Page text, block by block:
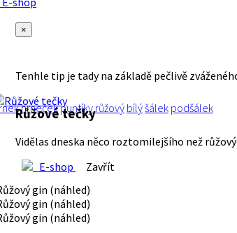
×
Tenhle tip je tady na základě pečlivě
hrnečekpuntíky růžový bílý šálek podšálek
Růžové tečky
Vidělas dneska něco roztomilejšího než
E-shop
Zavřít